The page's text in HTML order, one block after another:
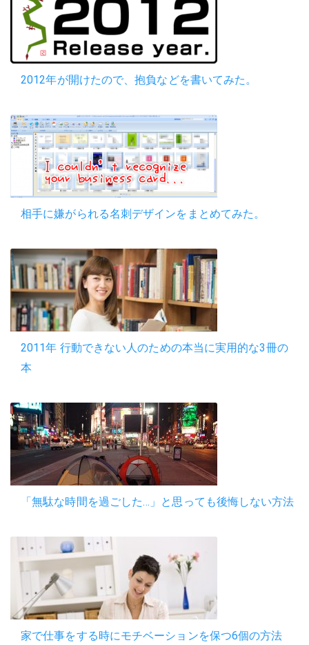
2012年が開けたので、抱負などを書いてみた。
相手に嫌がられる名刺デザインをまとめてみた。
2011年 行動できない人のための本当に実用的な3冊の
本
「無駄な時間を過ごした…」と思っても後悔しない方法
家で仕事をする時にモチベーションを保つ6個の方法